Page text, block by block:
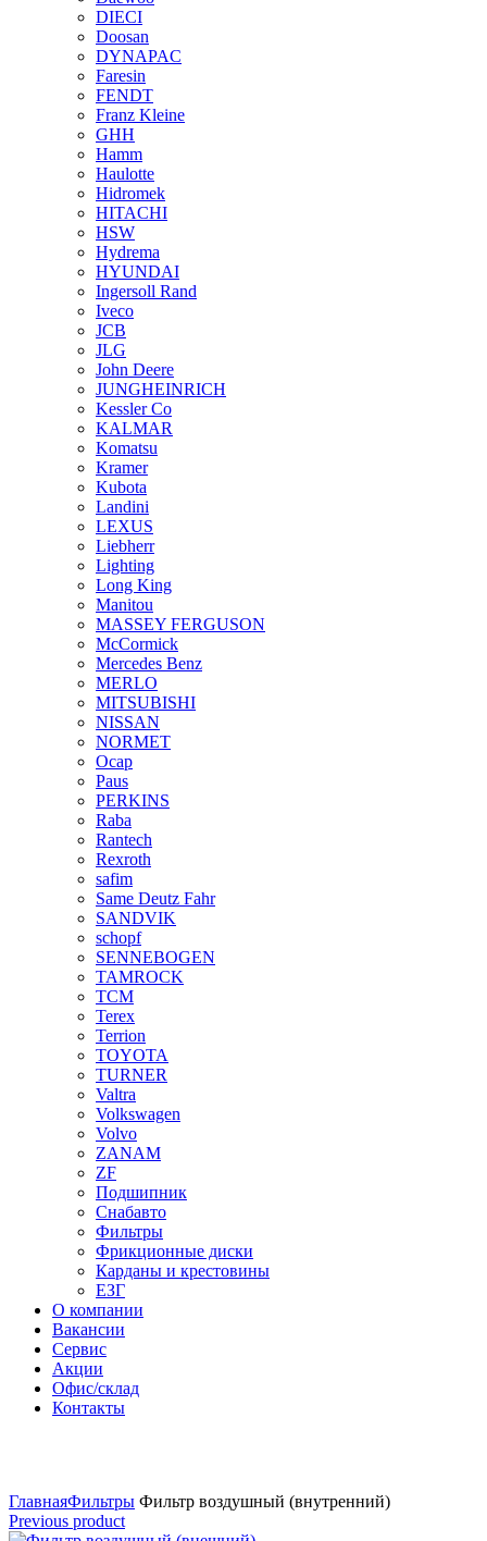
DIECI
Doosan
DYNAPAC
Faresin
FENDT
Franz Kleine
GHH
Hamm
Haulotte
Hidromek
HITACHI
HSW
Hydrema
HYUNDAI
Ingersoll Rand
Iveco
JCB
JLG
John Deere
JUNGHEINRICH
Kessler Co
KALMAR
Komatsu
Kramer
Kubota
Landini
LEXUS
Liebherr
Lighting
Long King
Manitou
MASSEY FERGUSON
McCormick
Mercedes Benz
MERLO
MITSUBISHI
NISSAN
NORMET
Ocap
Paus
PERKINS
Raba
Rantech
Rexroth
safim
Same Deutz Fahr
SANDVIK
schopf
SENNEBOGEN
TAMROCK
TCM
Terex
Terrion
TOYOTA
TURNER
Valtra
Volkswagen
Volvo
ZANAM
ZF
Подшипник
Снабавто
Фильтры
Фрикционные диски
Карданы и крестовины
ЕЗГ
О компании
Вакансии
Сервис
Акции
Офис/склад
Контакты
ГлавнаяФильтры Фильтр воздушный (внутренний)
Previous product